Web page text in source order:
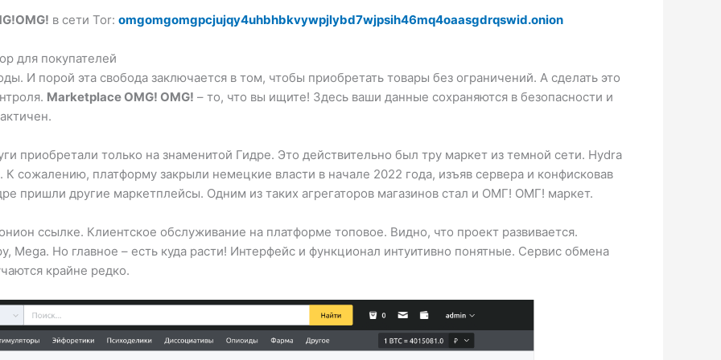
в сети Tor: omgomgomgpcjujqy4uhbhbkvywpjlybd7wjpsih46mq4oaasgdrqswid.onion
для покупателей
И порой эта свобода заключается в том, чтобы приобретать товары без ограничений. А сделать это
Marketplace OMG! OMG! – то, что вы ищите! Здесь ваши данные сохраняются в безопасности и
приобретали только на знаменитой Гидре. Это действительно был тру маркет из темной сети. Hydra
сожалению, платформу закрыли немецкие власти в начале 2022 года, изъяв сервера и конфисковав
пришли другие маркетплейсы. Одним из таких агрегаторов магазинов стал и ОМГ! ОМГ! маркет.
ссылке. Клиентское обслуживание на платформе топовое. Видно, что проект развивается.
Но главное – есть куда расти! Интерфейс и функционал интуитивно понятные. Сервис обмена
крайне редко.